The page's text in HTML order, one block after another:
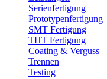
Serienfertigung
Prototypenfertigung
SMT Fertigung
THT Fertigung
Coating & Verguss
Trennen
Testing